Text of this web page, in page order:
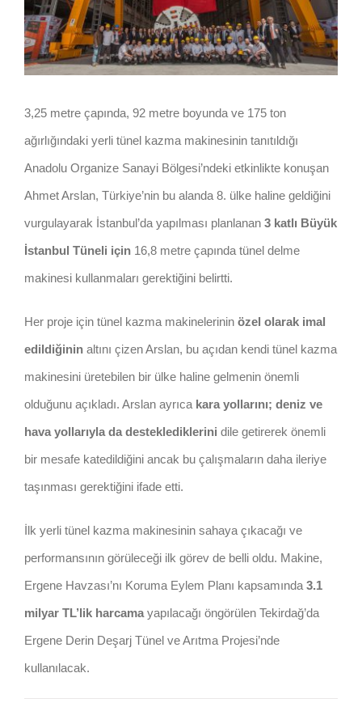
3,25 metre çapında, 92 metre boyunda ve 175 ton
ağırlığındaki yerli tünel kazma makinesinin tanıtıldığı
Anadolu Organize Sanayi Bölgesi’ndeki etkinlikte konuşan
Ahmet Arslan, Türkiye’nin bu alanda 8. ülke haline geldiğini
vurgulayarak İstanbul’da yapılması planlanan 3 katlı Büyük
İstanbul Tüneli için 16,8 metre çapında tünel delme
makinesi kullanmaları gerektiğini belirtti.
Her proje için tünel kazma makinelerinin özel olarak imal
edildiğinin altını çizen Arslan, bu açıdan kendi tünel kazma
makinesini üretebilen bir ülke haline gelmenin önemli
olduğunu açıkladı. Arslan ayrıca kara yollarını; deniz ve
hava yollarıyla da desteklediklerini dile getirerek önemli
bir mesafe katedildiğini ancak bu çalışmaların daha ileriye
taşınması gerektiğini ifade etti.
İlk yerli tünel kazma makinesinin sahaya çıkacağı ve
performansının görüleceği ilk görev de belli oldu. Makine,
Ergene Havzası’nı Koruma Eylem Planı kapsamında 3.1
milyar TL’lik harcama yapılacağı öngörülen Tekirdağ’da
Ergene Derin Deşarj Tünel ve Arıtma Projesi’nde
kullanılacak.